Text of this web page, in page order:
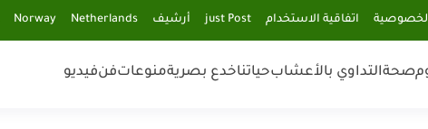
اتفاقية الاستخدام just Post أرشيف Netherlands
Norway
صحةالتداوي بالأعشابحياتناخدع بصريةمنوعاتفنفيديو